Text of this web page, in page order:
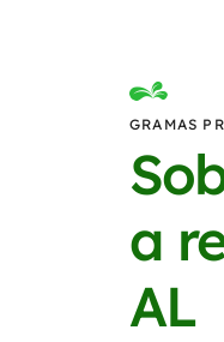
GRAMAS
a
AL